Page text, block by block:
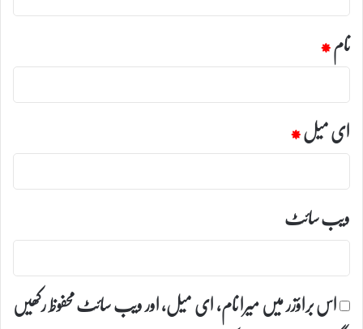
نام*
ای میل*
ویب‌ سائٹ
اس براؤزر میں میرا نام، ای میل، اور ویب سائٹ محفوظ رکھیں